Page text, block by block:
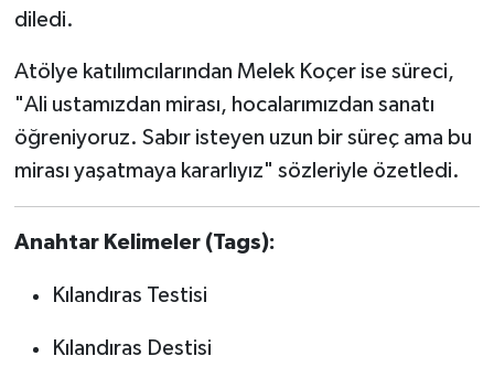
diledi.
Atölye katılımcılarından Melek Koçer ise süreci,
"Ali ustamızdan mirası, hocalarımızdan sanatı
öğreniyoruz. Sabır isteyen uzun bir süreç ama bu
mirası yaşatmaya kararlıyız" sözleriyle özetledi.
Anahtar Kelimeler (Tags):
Kılandıras Testisi
Kılandıras Destisi